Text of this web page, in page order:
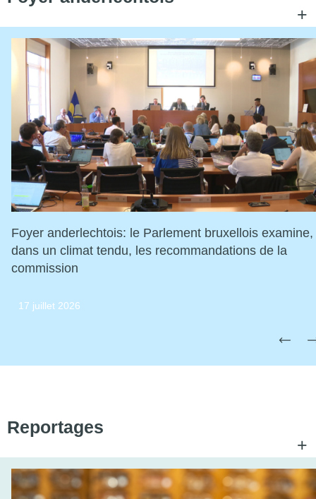
+
Foyer anderlechtois: le Parlement bruxellois examine,
dans un climat tendu, les recommandations de la
commission
17 juillet 2026
Reportages
+